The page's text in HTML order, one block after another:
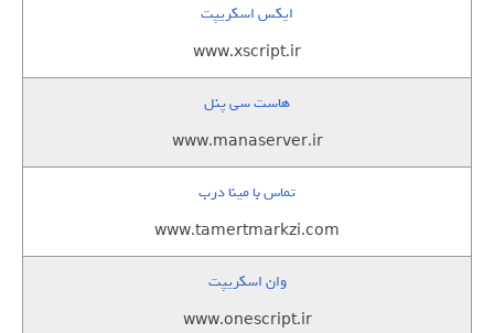
ایکس اسکریپت
www.xscript.ir
هاست سی پنل
www.manaserver.ir
تماس با مینا درب
www.tamertmarkzi.com
وان اسکریپت
www.onescript.ir